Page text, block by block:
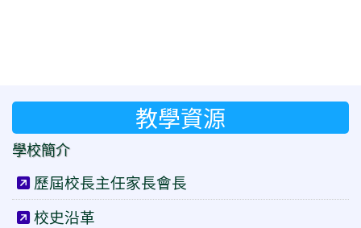
教學資源
學校簡介
歷屆校長主任家長會長
校史沿革